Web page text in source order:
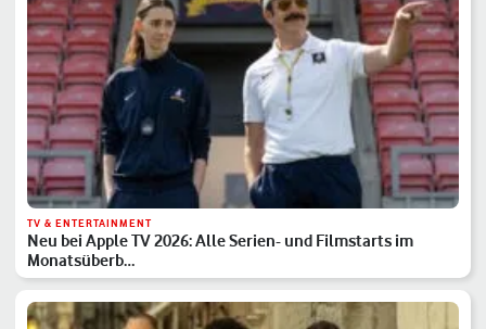
TV & ENTERTAINMENT
Neu bei Apple TV 2026: Alle Serien- und Filmstarts im
Monatsüberb…